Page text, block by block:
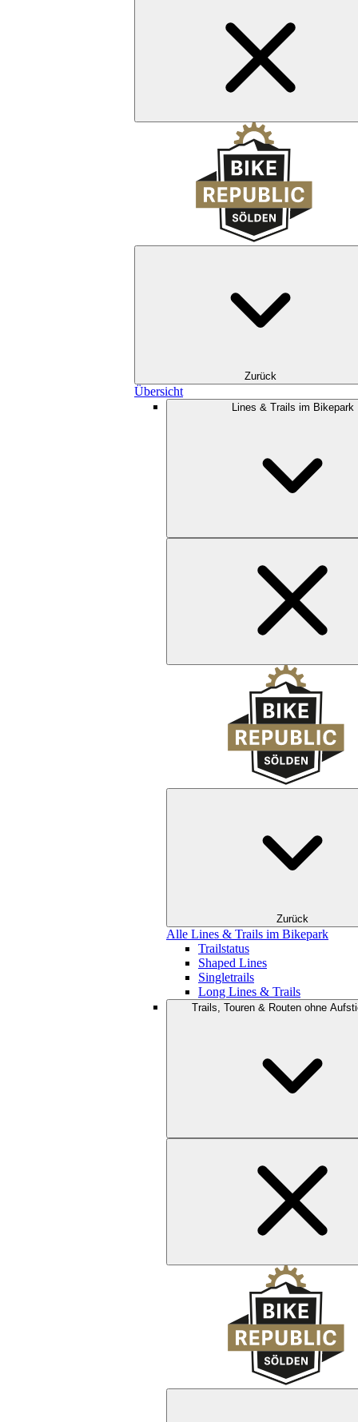
Zurück
Übersicht
Lines & Trails im Bikepark
Zurück
Alle Lines & Trails im Bikepark
Trailstatus
Shaped Lines
Singletrails
Long Lines & Trails
Trails, Touren & Routen ohne